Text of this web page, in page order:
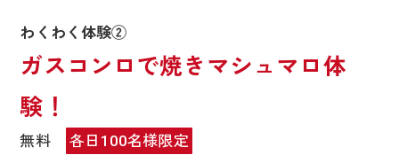
わくわく体験②
ガスコンロで焼きマシュマロ体
験！
無料
各日100名様限定